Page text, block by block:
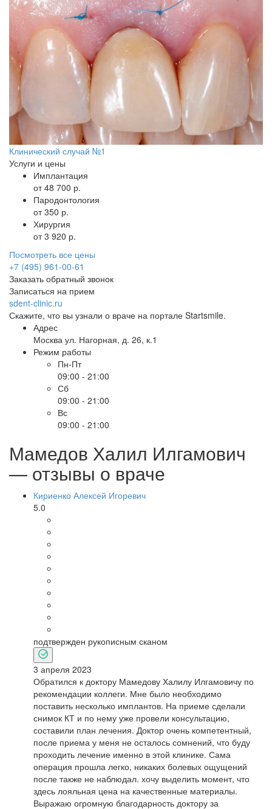
Клинический случай №1
Услуги и цены
Имплантация
от 48 700 р.
Пародонтология
от 350 р.
Хирургия
от 3 920 р.
Посмотреть все цены
+7 (495) 961-00-61
Заказать обратный звонок
Записаться на прием
sdent-clinic.ru
Скажите, что вы узнали о враче на портале Startsmile.
Адрес
Москва ул. Нагорная, д. 26, к.1
Режим работы
Пн-Пт
09:00 - 21:00
Сб
09:00 - 21:00
Вс
09:00 - 21:00
Мамедов Халил Илгамович
— отзывы о враче
Кириенко Алексей Игоревич
5.0
подтвержден рукописным сканом
3 апреля 2023
Обратился к доктору Мамедову Халилу Илгамовичу по
рекомендации коллеги. Мне было необходимо
поставить несколько имплантов. На приеме сделали
снимок КТ и по нему уже провели консультацию,
составили план лечения. Доктор очень компетентный,
после приема у меня не осталось сомнений, что буду
проходить лечение именно в этой клинике. Сама
операция прошла легко, никаких болевых ощущений
после также не наблюдал. хочу выделить момент, что
здесь лояльная цена на качественные материалы.
Выражаю огромную благодарность доктору за